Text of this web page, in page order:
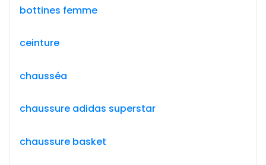
bottines femme
ceinture
chausséa
chaussure adidas superstar
chaussure basket